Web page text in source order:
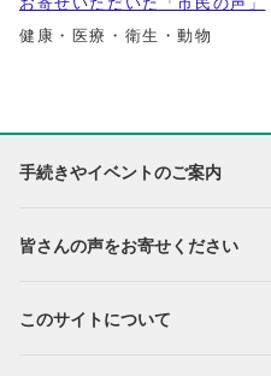
健康・医療・衛生・動物
手続きやイベントのご案内
皆さんの声をお寄せください
このサイトについて